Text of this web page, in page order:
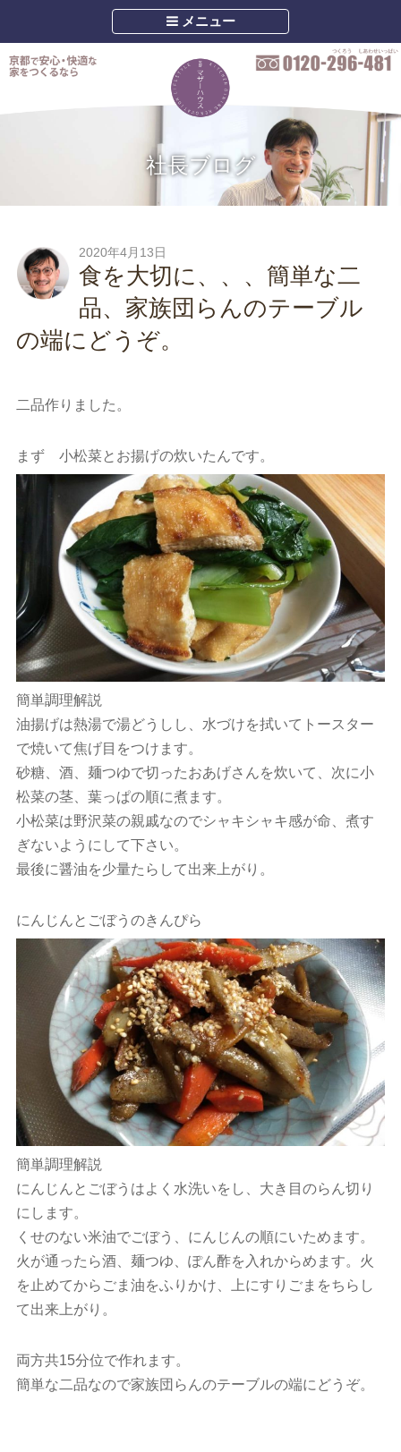
メニュー
社長ブログ
2020年4月13日
食を大切に、、、簡単な二
品、家族団らんのテーブル
の端にどうぞ。
二品作りました。
まず 小松菜とお揚げの炊いたんです。
簡単調理解説
油揚げは熱湯で湯どうしし、水づけを拭いてトースター
で焼いて焦げ目をつけます。
砂糖、酒、麺つゆで切ったおあげさんを炊いて、次に小
松菜の茎、葉っぱの順に煮ます。
小松菜は野沢菜の親戚なのでシャキシャキ感が命、煮す
ぎないようにして下さい。
最後に醤油を少量たらして出来上がり。
にんじんとごぼうのきんぴら
簡単調理解説
にんじんとごぼうはよく水洗いをし、大き目のらん切り
にします。
くせのない米油でごぼう、にんじんの順にいためます。
火が通ったら酒、麺つゆ、ぽん酢を入れからめます。火
を止めてからごま油をふりかけ、上にすりごまをちらし
て出来上がり。
両方共15分位で作れます。
簡単な二品なので家族団らんのテーブルの端にどうぞ。